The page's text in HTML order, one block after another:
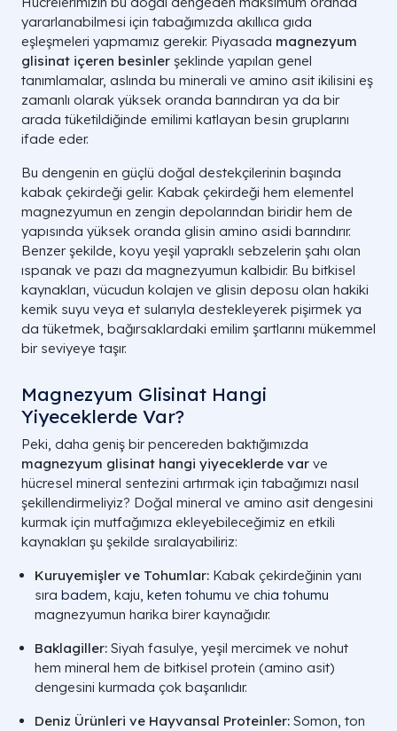
yararlanabilmesi için tabağımızda akıllıca gıda
eşleşmeleri yapmamız gerekir. Piyasada magnezyum
glisinat içeren besinler şeklinde yapılan genel
tanımlamalar, aslında bu minerali ve amino asit ikilisini eş
zamanlı olarak yüksek oranda barındıran ya da bir
arada tüketildiğinde emilimi katlayan besin gruplarını
ifade eder.
Bu dengenin en güçlü doğal destekçilerinin başında
kabak çekirdeği gelir. Kabak çekirdeği hem elementel
magnezyumun en zengin depolarından biridir hem de
yapısında yüksek oranda glisin amino asidi barındırır.
Benzer şekilde, koyu yeşil yapraklı sebzelerin şahı olan
ıspanak ve pazı da magnezyumun kalbidir. Bu bitkisel
kaynakları, vücudun kolajen ve glisin deposu olan hakiki
kemik suyu veya et sularıyla destekleyerek pişirmek ya
da tüketmek, bağırsaklardaki emilim şartlarını mükemmel
bir seviyeye taşır.
Magnezyum Glisinat Hangi
Yiyeceklerde Var?
Peki, daha geniş bir pencereden baktığımızda
magnezyum glisinat hangi yiyeceklerde var ve
hücresel mineral sentezini artırmak için tabağımızı nasıl
şekillendirmeliyiz? Doğal mineral ve amino asit dengesini
kurmak için mutfağımıza ekleyebileceğimiz en etkili
kaynakları şu şekilde sıralayabiliriz:
Kuruyemişler ve Tohumlar: Kabak çekirdeğinin yanı
sıra badem, kaju, keten tohumu ve chia tohumu
magnezyumun harika birer kaynağıdır.
Baklagiller: Siyah fasulye, yeşil mercimek ve nohut
hem mineral hem de bitkisel protein (amino asit)
dengesini kurmada çok başarılıdır.
Deniz Ürünleri ve Hayvansal Proteinler: Somon, ton